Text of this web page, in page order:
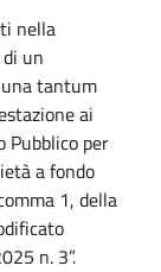
nella
un
tantum
ai
Pubblico per
a fondo
1, della
n. 3”.